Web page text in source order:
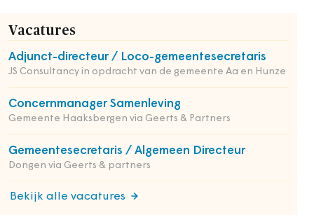
Vacatures
Adjunct-directeur / Loco-gemeentesecretaris
JS Consultancy in opdracht van de gemeente Aa en Hunze
Concernmanager Samenleving
Gemeente Haaksbergen via Geerts & Partners
Gemeentesecretaris / Algemeen Directeur
Dongen via Geerts & partners
Bekijk alle vacatures